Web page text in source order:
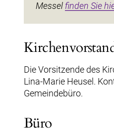
Messel finden Sie
Die Vorsitzende des
Lina-Marie Heusel.
Gemeindebüro.
Büro